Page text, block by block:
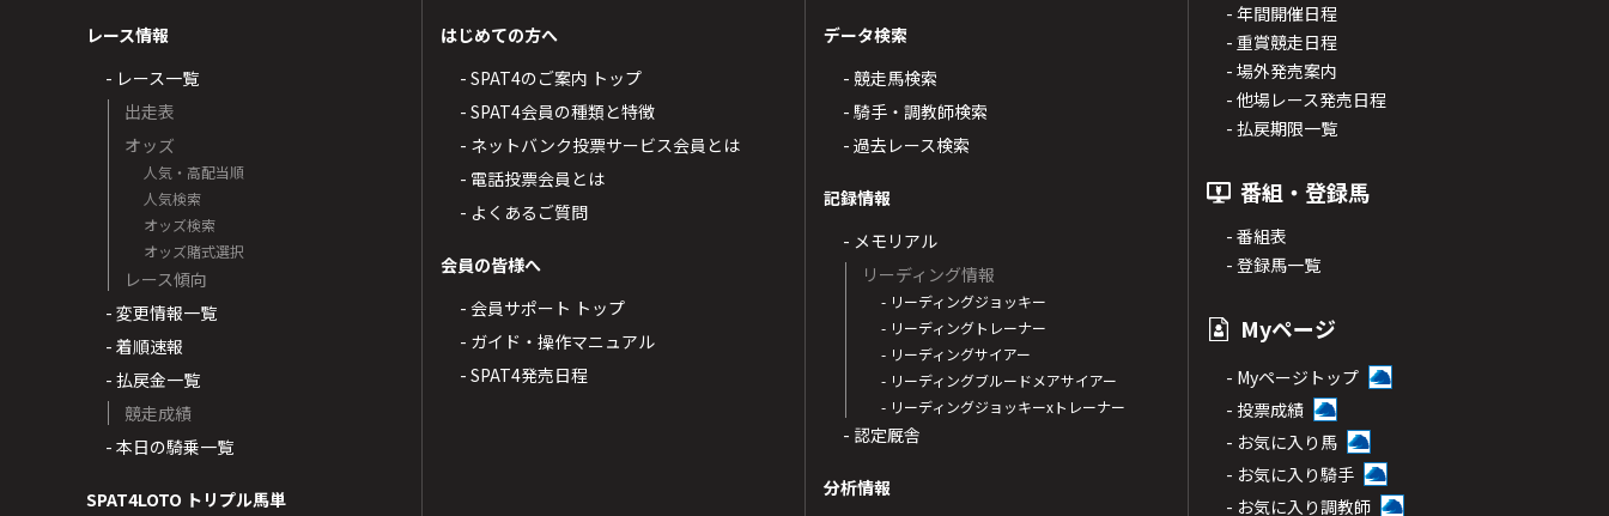
レース情報
- レース一覧
出走表
オッズ
人気・高配当順
人気検索
オッズ検索
オッズ賭式選択
レース傾向
- 変更情報一覧
- 着順速報
- 払戻金一覧
競走成績
- 本日の騎乗一覧
SPAT4LOTO トリプル馬単
はじめての方へ
- SPAT4のご案内 トップ
- SPAT4会員の種類と特徴
- ネットバンク投票サービス会員とは
- 電話投票会員とは
- よくあるご質問
会員の皆様へ
- 会員サポート トップ
- ガイド・操作マニュアル
- SPAT4発売日程
データ検索
- 競走馬検索
- 騎手・調教師検索
- 過去レース検索
記録情報
- メモリアル
リーディング情報
- リーディングジョッキー
- リーディングトレーナー
- リーディングサイアー
- リーディングブルードメアサイアー
- リーディングジョッキーxトレーナー
- 認定厩舎
分析情報
- 年間開催日程
- 重賞競走日程
- 場外発売案内
- 他場レース発売日程
- 払戻期限一覧
番組・登録馬
- 番組表
- 登録馬一覧
Myページ
- Myページトップ
- 投票成績
- お気に入り馬
- お気に入り騎手
- お気に入り調教師